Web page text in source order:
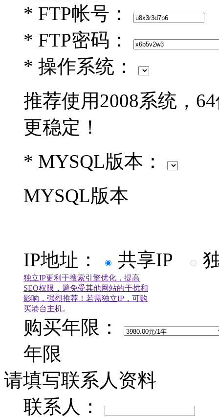
* FTP帐号：
* FTP密码：
* 操作系统：
推荐使用2008系统，
更稳定！
* MYSQL版本：
MYSQL版本
IP地址： 共享IP
独立IP更利于搜索引擎优化，提高
SEO权限，避免受其他网站的干扰和
影响，强烈推荐！若需独立IP，可购
买港台主机。
购买年限：
年限
请填写联系人资料
联系人：